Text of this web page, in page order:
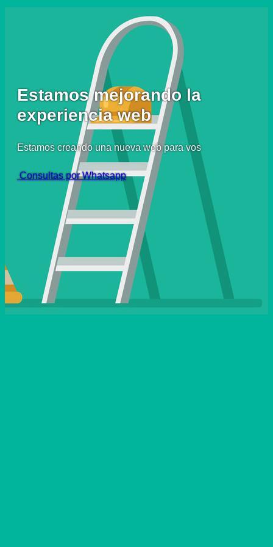
Estamos mejorando la
experiencia web
Estamos creando una nueva web para vos
Consultas por Whatsapp